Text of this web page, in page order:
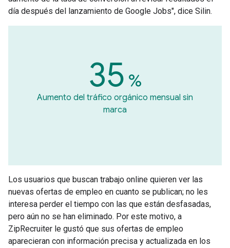
día después del lanzamiento de Google Jobs", dice Silin.
35 %
Aumento del tráfico orgánico mensual sin
marca
Los usuarios que buscan trabajo online quieren ver las
nuevas ofertas de empleo en cuanto se publican; no les
interesa perder el tiempo con las que están desfasadas,
pero aún no se han eliminado. Por este motivo, a
ZipRecruiter le gustó que sus ofertas de empleo
aparecieran con información precisa y actualizada en los